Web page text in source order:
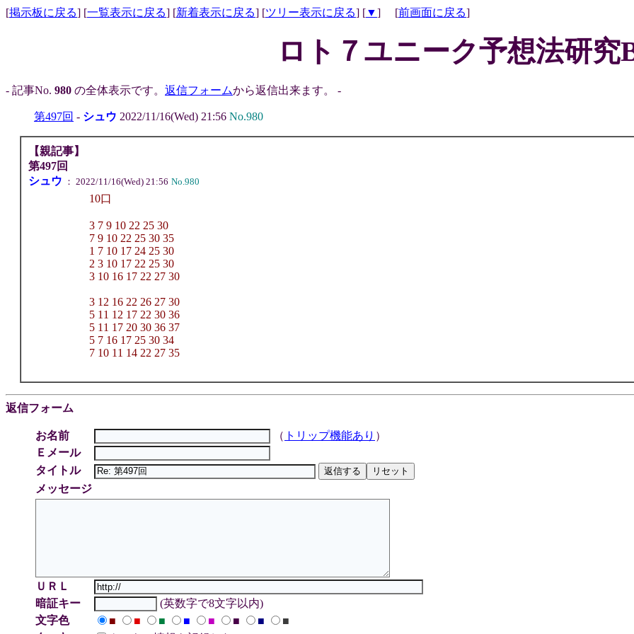
[掲示板に戻る] [一覧表示に戻る] [新着表示に戻る] [ツリー表示に戻る] [▼] [前画面に戻る]
ロト７ユニーク予想法研究
- 記事No. 980 の全体表示です。 返信フォームから返信出来ます。 -
第497回 - シュウ 2022/11/16(Wed) 21:56 No.980
【親記事】
第497回
シュウ ： 2022/11/16(Wed) 21:56 No.980
10口
3 7 9 10 22 25 30
7 9 10 22 25 30 35
1 7 10 17 24 25 30
2 3 10 17 22 25 30
3 10 16 17 22 27 30
3 12 16 22 26 27 30
5 11 12 17 22 30 36
5 11 17 20 30 36 37
5 7 16 17 25 30 34
7 10 11 14 22 27 35
返信フォーム
お名前 （ トリップ機能あり ）
Ｅメール
タイトル
メッセージ
ＵＲＬ
暗証キー
(英数字で8文字以内)
文字色
■ ■ ■ ■ ■ ■ ■
■